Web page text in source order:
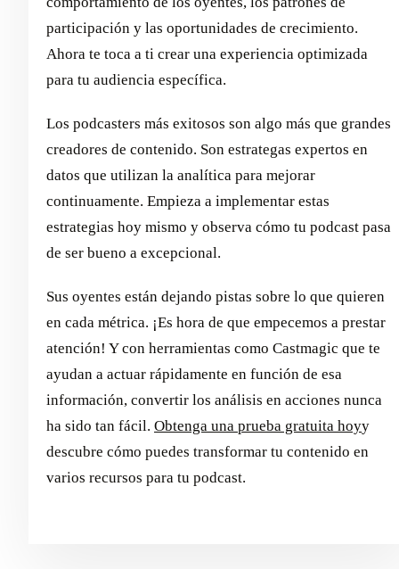
participación y las oportunidades de crecimiento.
Ahora te toca a ti crear una experiencia optimizada
para tu audiencia específica.
Los podcasters más exitosos son algo más que grandes
creadores de contenido. Son estrategas expertos en
datos que utilizan la analítica para mejorar
continuamente. Empieza a implementar estas
estrategias hoy mismo y observa cómo tu podcast pasa
de ser bueno a excepcional.
Sus oyentes están dejando pistas sobre lo que quieren
en cada métrica. ¡Es hora de que empecemos a prestar
atención! Y con herramientas como Castmagic que te
ayudan a actuar rápidamente en función de esa
información, convertir los análisis en acciones nunca
ha sido tan fácil. Obtenga una prueba gratuita hoyy
descubre cómo puedes transformar tu contenido en
varios recursos para tu podcast.